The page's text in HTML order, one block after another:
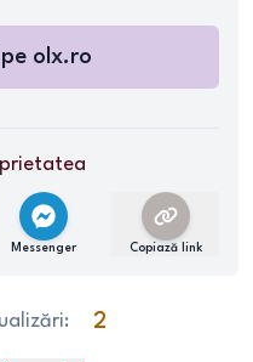
olx.ro
Messenger Copiază link
2